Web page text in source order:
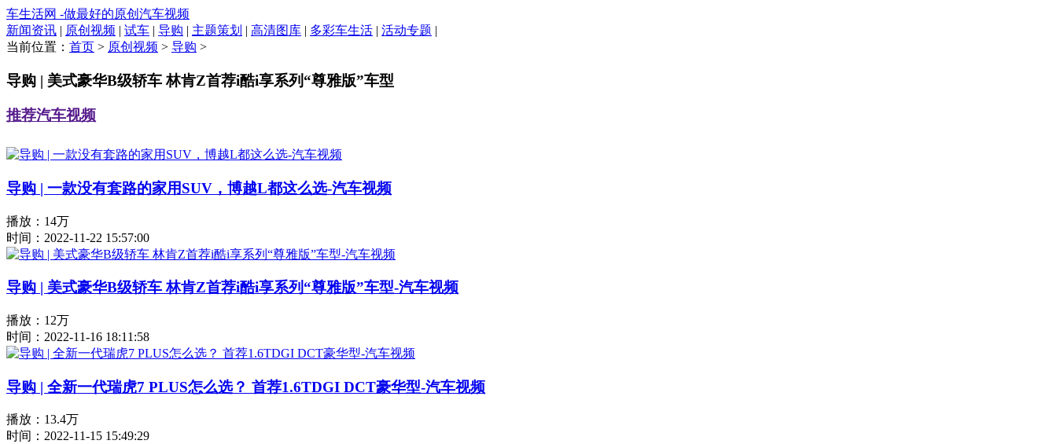
车生活网 -做最好的原创汽车视频
新闻资讯 | 原创视频 | 试车 | 导购 | 主题策划 | 高清图库 | 多彩车生活 | 活动专题 |
当前位置： 首页 > 原创视频 > 导购 >
导购 | 美式豪华B级轿车 林肯Z首荐i酷i享系列“尊雅版”车型
推荐汽车视频
导购 | 一款没有套路的家用SUV，博越L都这么选-汽车视频
播放：14万
时间：2022-11-22 15:57:00
导购 | 美式豪华B级轿车 林肯Z首荐i酷i享系列“尊雅版”车型-汽车视频
播放：12万
时间：2022-11-16 18:11:58
导购 | 全新一代瑞虎7 PLUS怎么选？ 首荐1.6TDGI DCT豪华型-汽车视频
播放：13.4万
时间：2022-11-15 15:49:29